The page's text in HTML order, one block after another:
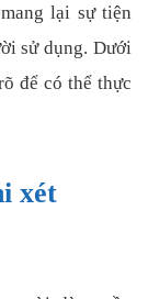
lại sự tiện
sử dụng. Dưới
để có thể thực
xét